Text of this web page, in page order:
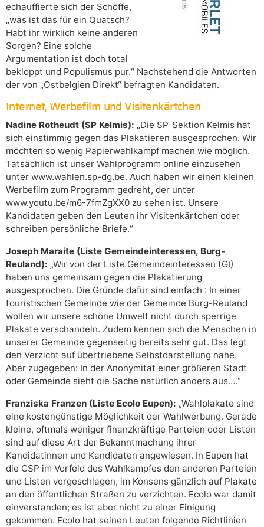
echauffierte sich der Schöffe,
„was ist das für ein Quatsch?
Habt ihr wirklich keine anderen
Sorgen? Eine solche
Argumentation ist doch total
bekloppt und Populismus pur.“ Nachstehend die Antworten
der von „Ostbelgien Direkt“ befragten Kandidaten.
Internet, Werbefilm und Visitenkärtchen
Nadine Rotheudt (SP Kelmis): „Die SP-Sektion Kelmis hat
sich einstimmig gegen das Plakatieren ausgesprochen. Wir
möchten so wenig Papierwahlkampf machen wie möglich.
Tatsächlich ist unser Wahlprogramm online einzusehen
unter www.wahlen.sp-dg.be. Auch haben wir einen kleinen
Werbefilm zum Programm gedreht, der unter
www.youtu.be/m6-7fmZgXX0 zu sehen ist. Unsere
Kandidaten geben den Leuten ihr Visitenkärtchen oder
schreiben persönliche Briefe.“
Joseph Maraite (Liste Gemeindeinteressen, Burg-
Reuland): „Wir von der Liste Gemeindeinteressen (GI)
haben uns gemeinsam gegen die Plakatierung
ausgesprochen. Die Gründe dafür sind einfach : In einer
touristischen Gemeinde wie der Gemeinde Burg-Reuland
wollen wir unsere schöne Umwelt nicht durch sperrige
Plakate verschandeln. Zudem kennen sich die Menschen in
unserer Gemeinde gegenseitig bereits sehr gut. Das legt
den Verzicht auf übertriebene Selbstdarstellung nahe.
Aber zugegeben: In der Anonymität einer größeren Stadt
oder Gemeinde sieht die Sache natürlich anders aus….“
Franziska Franzen (Liste Ecolo Eupen): „Wahlplakate sind
eine kostengünstige Möglichkeit der Wahlwerbung. Gerade
kleine, oftmals weniger finanzkräftige Parteien oder Listen
sind auf diese Art der Bekanntmachung ihrer
Kandidatinnen und Kandidaten angewiesen. In Eupen hat
die CSP im Vorfeld des Wahlkampfes den anderen Parteien
und Listen vorgeschlagen, im Konsens gänzlich auf Plakate
an den öffentlichen Straßen zu verzichten. Ecolo war damit
einverstanden; es ist aber nicht zu einer Einigung
gekommen. Ecolo hat seinen Leuten folgende Richtlinien